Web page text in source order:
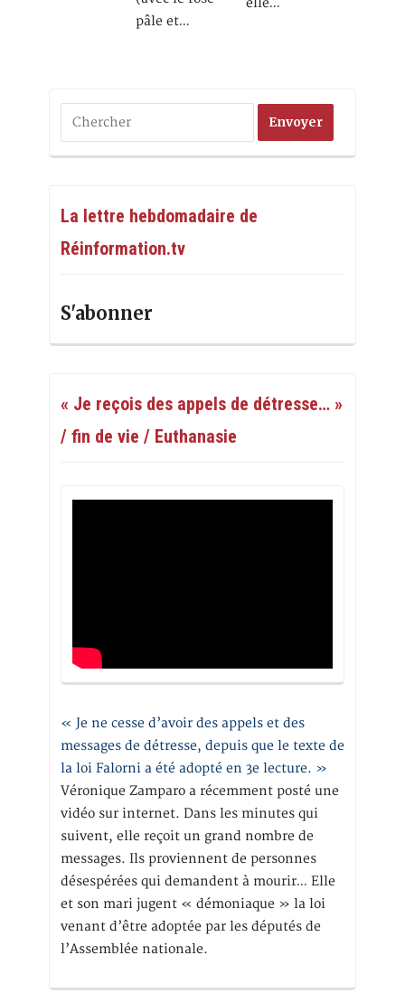
pâle et…
elle…
La lettre hebdomadaire de
Réinformation.tv
S'abonner
« Je reçois des appels de détresse… »
/ fin de vie / Euthanasie
« Je ne cesse d’avoir des appels et des
messages de détresse, depuis que le texte de
la loi Falorni a été adopté en 3e lecture. »
Véronique Zamparo a récemment posté une
vidéo sur internet. Dans les minutes qui
suivent, elle reçoit un grand nombre de
messages. Ils proviennent de personnes
désespérées qui demandent à mourir… Elle
et son mari jugent « démoniaque » la loi
venant d’être adoptée par les députés de
l’Assemblée nationale.